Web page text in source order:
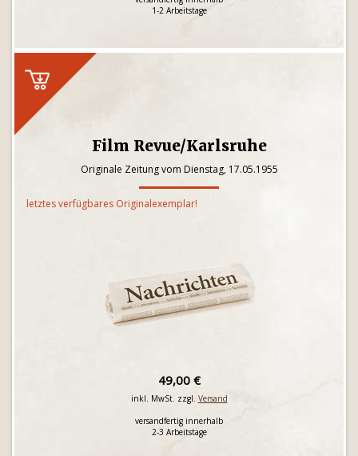
1-2 Arbeitstage
Film Revue/Karlsruhe
Originale Zeitung vom Dienstag, 17.05.1955
letztes verfügbares Originalexemplar!
49,00 €
inkl. MwSt. zzgl. Versand
versandfertig innerhalb
2-3 Arbeitstage